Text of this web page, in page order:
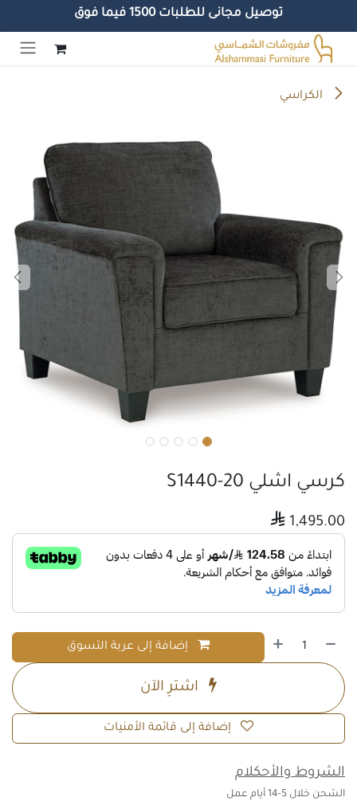
توصيل مجانى للطلبات 1500 فيما فوق
تخطي للذهاب إلى المحتوى
الكراسي
كرسي اشلي S1440-20
1,495.00
إضافة إلى عربة التسوق
اشترِ الآن
إضافة إلى قائمة الأمنيات
الشروط والأحكلام
الشحن خلال 5-14 أيام عمل